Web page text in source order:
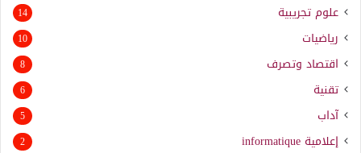
علوم تجريبية 14
رياضيات 10
اقتصاد وتصرف 8
تقنية 6
آداب 5
إعلامية informatique
2